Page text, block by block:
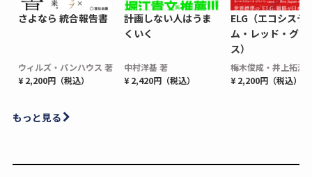
さよなら 統合報告書
ウィルズ・パンハウス 著
¥ 2,200円（税込）
計画しない人はうま
くいく
中村洋基 著
¥ 2,420円（税込）
ELG（エコシステ
ム・レッド・グロ
ス）
梅木俊成・井上拓海
¥ 2,200円（税込）
もっと見る